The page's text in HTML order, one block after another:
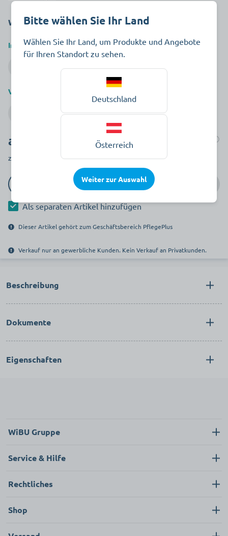
Wählen Sie Ihre gewünschte Variante:
Inhalt
5 l 10 l
Verpackung
Kanister
ab 4,09 €
zzgl. MwSt.
In den Warenkorb
Als separaten Artikel hinzufügen
Dieser Artikel gehört zum Geschäftsbereich PflegePlus
Verkauf nur an gewerbliche Kunden. Kein Verkauf an Privatkunden.
Beschreibung
Dokumente
Eigenschaften
WiBU Gruppe
Service & Hilfe
FAQ
Rechtliches
Shop
Bitte wählen Sie Ihr Land
Wählen Sie Ihr Land, um Produkte und Angebote
für Ihren Standort zu sehen.
Deutschland
Österreich
Weiter zur Auswahl